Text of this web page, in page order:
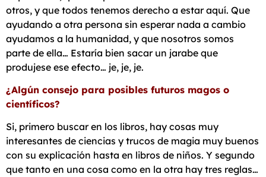
otros, y que todos tenemos derecho a estar aquí. Que
ayudando a otra persona sin esperar nada a cambio
ayudamos a la humanidad, y que nosotros somos
parte de ella… Estaría bien sacar un jarabe que
produjese ese efecto… je, je, je.
¿Algún consejo para posibles futuros magos o
científicos?
Si, primero buscar en los libros, hay cosas muy
interesantes de ciencias y trucos de magia muy buenos
con su explicación hasta en libros de niños. Y segundo
que tanto en una cosa como en la otra hay tres reglas…